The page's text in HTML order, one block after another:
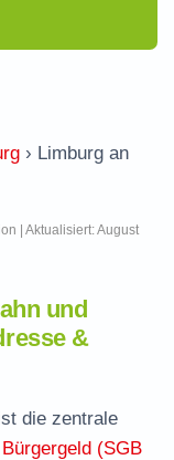
› Limburg an
| Aktualisiert: August
und
&
die zentrale
Bürgergeld (SGB